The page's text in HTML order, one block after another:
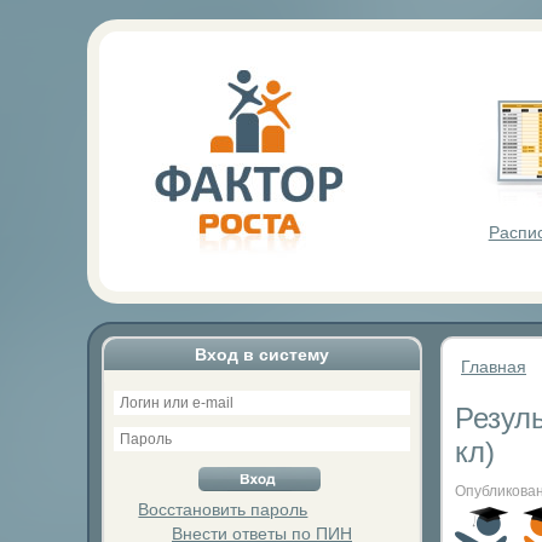
Вход в систему
Восстановить пароль
Внести ответы по ПИН
Главная
кл)